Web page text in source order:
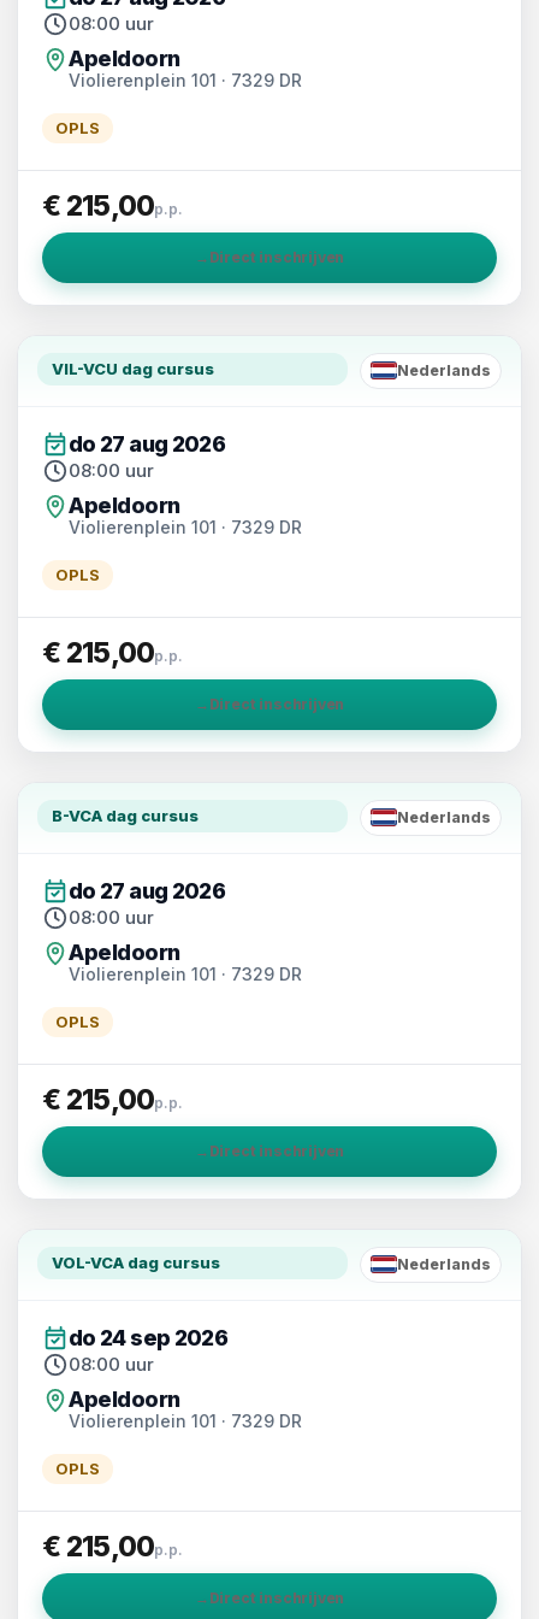
08:00 uur
Apeldoorn
Violierenplein 101 · 7329 DR
OPLS
€ 215,00p.p.
→ Direct inschrijven
VIL-VCU dag cursus
NL
Nederlands
do 27 aug 2026
08:00 uur
Apeldoorn
Violierenplein 101 · 7329 DR
OPLS
€ 215,00p.p.
→ Direct inschrijven
B-VCA dag cursus
NL
Nederlands
do 27 aug 2026
08:00 uur
Apeldoorn
Violierenplein 101 · 7329 DR
OPLS
€ 215,00p.p.
→ Direct inschrijven
VOL-VCA dag cursus
NL
Nederlands
do 24 sep 2026
08:00 uur
Apeldoorn
Violierenplein 101 · 7329 DR
OPLS
€ 215,00p.p.
→ Direct inschrijven